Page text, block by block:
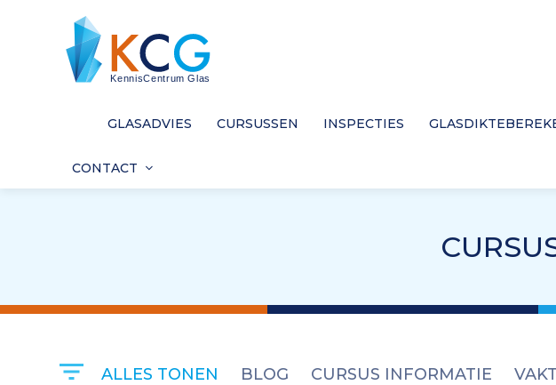
GLASADVIES CURSUSSEN INSPECTIES
CONTACT
ALLES TONEN BLOG CURSUS INFORMATIE